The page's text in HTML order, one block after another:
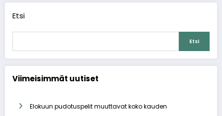
Etsi
Etsi
Viimeisimmät uutiset
Elokuun pudotuspelit muuttavat koko kauden